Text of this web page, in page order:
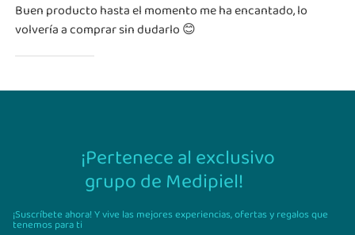
Buen producto hasta el momento me ha encantado, lo
volvería a comprar sin dudarlo 😊
¡Pertenece al exclusivo
grupo de Medipiel!
¡Suscríbete ahora! Y vive las mejores experiencias,ofertas y regalos que
tenemos para ti